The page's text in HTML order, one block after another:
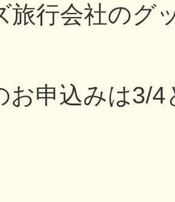
旅行会社のグ
申込みは3/4